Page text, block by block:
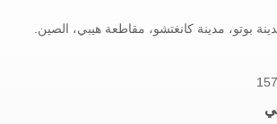
بوتو، مدينة كانغتشو، مقاطعة هيبي، الصين.